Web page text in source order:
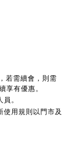
若需續會，則需
享有優惠。
。
使用規則以門市及